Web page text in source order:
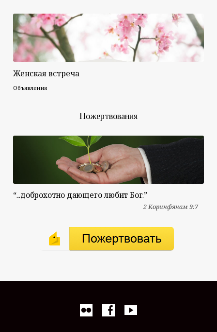
Женская встреча
Объявления
Пожертвования
“...доброхотно дающего любит Бог.”
2 Коринфянам 9:7